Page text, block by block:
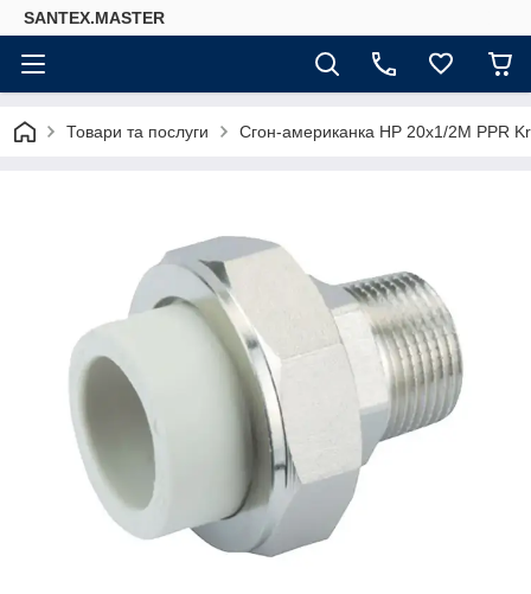
SANTEX.MASTER
Товари та послуги Сгон-американка НР 20x1/2M PPR